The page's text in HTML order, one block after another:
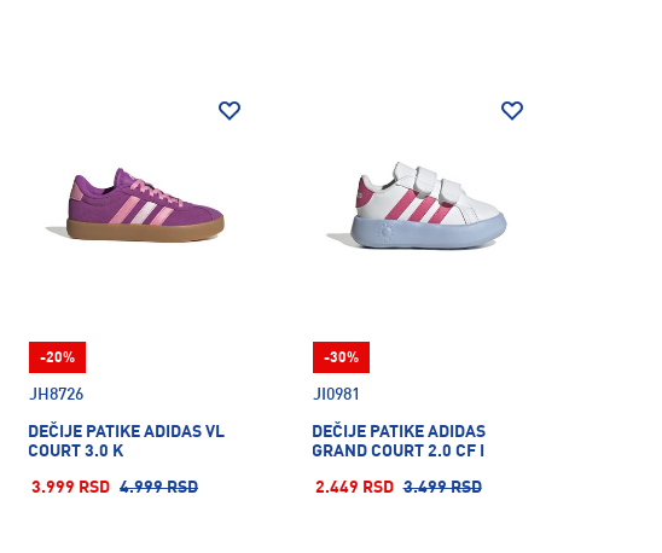
JH8726
DEČIJE PATIKE ADIDAS VL
COURT 3.0 K
3.999 RSD 4.999 RSD
-20%
JI0981
DEČIJE PATIKE ADIDAS
GRAND COURT 2.0 CF I
2.449 RSD 3.499 RSD
-30%